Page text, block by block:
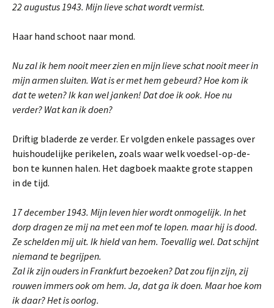
22 augustus 1943. Mijn lieve schat wordt vermist.
Haar hand schoot naar mond.
Nu zal ik hem nooit meer zien en mijn lieve schat nooit meer in
mijn armen sluiten. Wat is er met hem gebeurd? Hoe kom ik
dat te weten? Ik kan wel janken! Dat doe ik ook. Hoe nu
verder? Wat kan ik doen?
Driftig bladerde ze verder. Er volgden enkele passages over
huishoudelijke perikelen, zoals waar welk voedsel-op-de-
bon te kunnen halen. Het dagboek maakte grote stappen
in de tijd.
17 december 1943. Mijn leven hier wordt onmogelijk. In het
dorp dragen ze mij na met een mof te lopen. maar hij is dood.
Ze schelden mij uit. Ik hield van hem. Toevallig wel. Dat schijnt
niemand te begrijpen.
Zal ik zijn ouders in Frankfurt bezoeken? Dat zou fijn zijn, zij
rouwen immers ook om hem. Ja, dat ga ik doen. Maar hoe kom
ik daar? Het is oorlog.